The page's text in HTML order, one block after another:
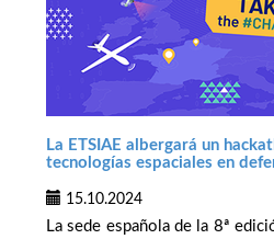
La ETSIAE albergará un
tecnologías espaciales en
15.10.2024
La sede española de la 8ª